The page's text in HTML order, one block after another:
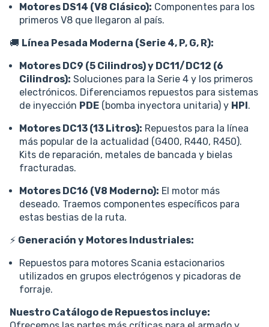
Motores DS14 (V8 Clásico): Componentes para los
primeros V8 que llegaron al país.
🚚 Línea Pesada Moderna (Serie 4, P, G, R):
Motores DC9 (5 Cilindros) y DC11/DC12 (6
Cilindros): Soluciones para la Serie 4 y los primeros
electrónicos. Diferenciamos repuestos para sistemas
de inyección PDE (bomba inyectora unitaria) y HPI.
Motores DC13 (13 Litros): Repuestos para la línea
más popular de la actualidad (G400, R440, R450).
Kits de reparación, metales de bancada y bielas
fracturadas.
Motores DC16 (V8 Moderno): El motor más
deseado. Traemos componentes específicos para
estas bestias de la ruta.
⚡ Generación y Motores Industriales:
Repuestos para motores Scania estacionarios
utilizados en grupos electrógenos y picadoras de
forraje.
Nuestro Catálogo de Repuestos incluye: